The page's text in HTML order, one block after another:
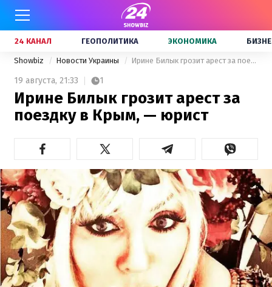
24 КАНАЛ ГЕОПОЛИТИКА ЭКОНОМИКА
Showbiz Новости Украины Ирине Билык грозит арест за поездку в Крым, — юрист
19 августа, 21:33 1
Ирине Билык грозит арест за
поездку в Крым, — юрист